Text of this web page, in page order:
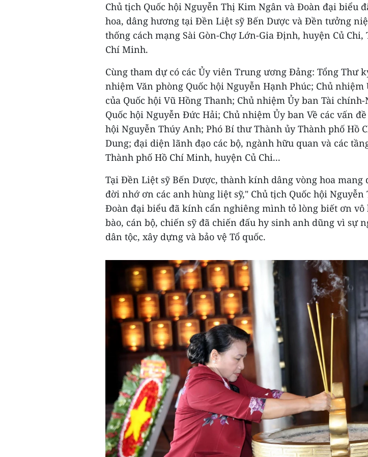
Chủ tịch Quốc hội Nguyễn Thị Kim Ngân và Đoàn đại biểu
hoa, dâng hương tại Đền Liệt sỹ Bến Dược và Đền tưởng
thống cách mạng Sài Gòn-Chợ Lớn-Gia Định, huyện Củ Chi,
Chí Minh.
Cùng tham dự có các Ủy viên Trung ương Đảng: Tổng Thư
nhiệm Văn phòng Quốc hội Nguyễn Hạnh Phúc; Chủ
của Quốc hội Vũ Hồng Thanh; Chủ nhiệm Ủy ban Tài chính-
Quốc hội Nguyễn Đức Hải; Chủ nhiệm Ủy ban Về các vấn
hội Nguyễn Thúy Anh; Phó Bí thư Thành ủy Thành phố Hồ
Dung; đại diện lãnh đạo các bộ, ngành hữu quan và các
Thành phố Hồ Chí Minh, huyện Củ Chi...
Tại Đền Liệt sỹ Bến Dược, thành kính dâng vòng hoa mang
đời nhớ ơn các anh hùng liệt sỹ," Chủ tịch Quốc hội
Đoàn đại biểu đã kính cẩn nghiêng mình tỏ lòng biết ơn vô
bào, cán bộ, chiến sỹ đã chiến đấu hy sinh anh dũng vì sự
dân tộc, xây dựng và bảo vệ Tổ quốc.